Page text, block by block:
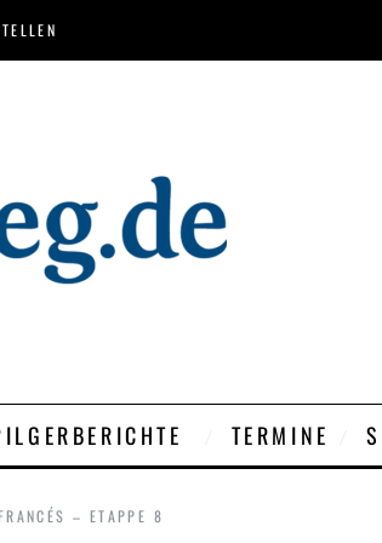
TERMINE
– ETAPPE 8